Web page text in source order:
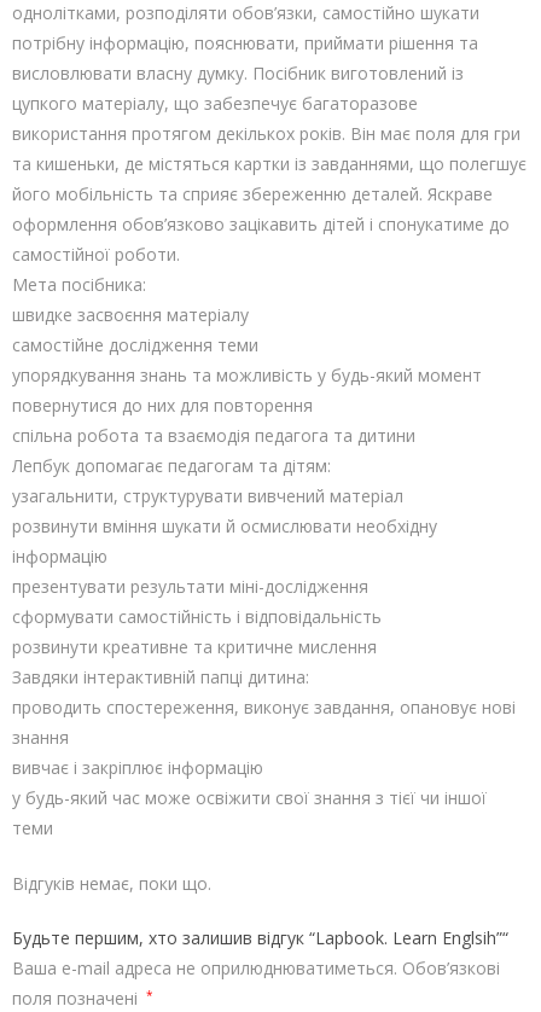
однолітками, розподіляти обов’язки, самостійно шукати
потрібну інформацію, пояснювати, приймати рішення та
висловлювати власну думку. Посібник виготовлений із
цупкого матеріалу, що забезпечує багаторазове
використання протягом декількох років. Він має поля для гри
та кишеньки, де містяться картки із завданнями, що полегшує
його мобільність та сприяє збереженню деталей. Яскраве
оформлення обов’язково зацікавить дітей і спонукатиме до
самостійної роботи.
Мета посібника:
швидке засвоєння матеріалу
самостійне дослідження теми
упорядкування знань та можливість у будь-який момент
повернутися до них для повторення
спільна робота та взаємодія педагога та дитини
Лепбук допомагає педагогам та дітям:
узагальнити, структурувати вивчений матеріал
розвинути вміння шукати й осмислювати необхідну
інформацію
презентувати результати міні-дослідження
сформувати самостійність і відповідальність
розвинути креативне та критичне мислення
Завдяки інтерактивній папці дитина:
проводить спостереження, виконує завдання, опановує нові
знання
вивчає і закріплює інформацію
у будь-який час може освіжити свої знання з тієї чи іншої
теми
Відгуків немає, поки що.
Будьте першим, хто залишив відгук “Lapbook. Learn Englsih”“
Ваша e-mail адреса не оприлюднюватиметься. Обов’язкові
поля позначені *